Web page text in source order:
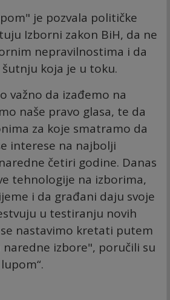
je pozvala političke
Izborni zakon BiH, da ne
nepravilnostima i da
koja je u toku.
važno da izađemo na
naše pravo glasa, te da
za koje smatramo da
interese na najbolji
četiri godine. Danas
tehnologije na izborima,
i da građani daju svoje
u testiranju novih
nastavimo kretati putem
naredne izbore", poručili su